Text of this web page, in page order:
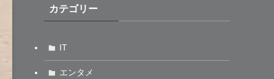
カテゴリー
IT
エンタメ